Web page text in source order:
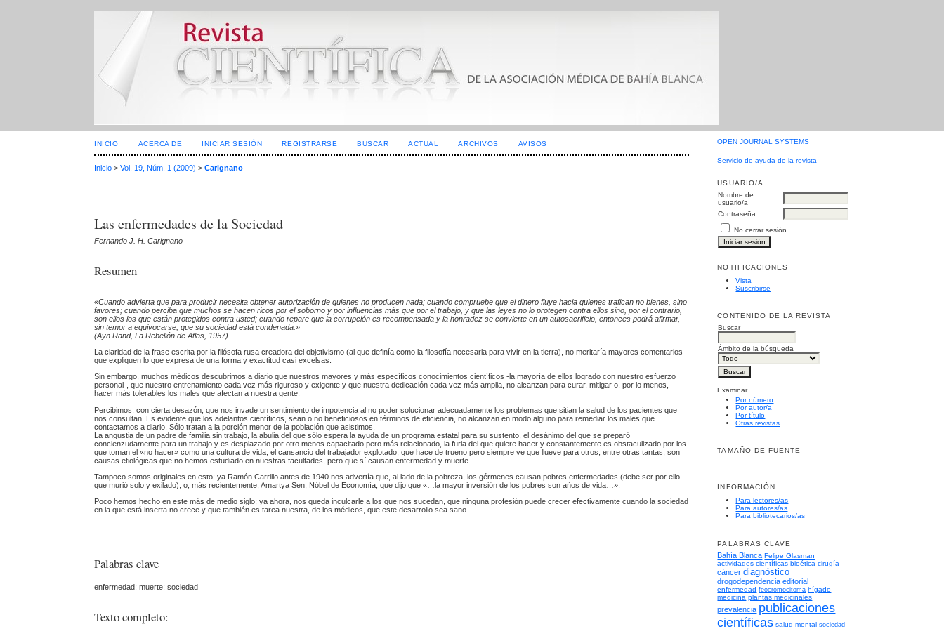
OPEN JOURNAL SYSTEMS
Servicio de ayuda de la revista
USUARIO/A
Nombre de
usuario/a
Contraseña
No cerrar sesión
NOTIFICACIONES
Vista
Suscribirse
CONTENIDO DE LA REVISTA
Buscar
Ámbito de la búsqueda
Examinar
Por número
Por autor/a
Por título
Otras revistas
TAMAÑO DE FUENTE
INFORMACIÓN
Para lectores/as
Para autores/as
Para bibliotecarios/as
PALABRAS CLAVE
Bahía Blanca Felipe Glasman
actividades científicas bioética cirugía
cáncer diagnóstico
drogodependencia editorial
enfermedad feocromocitoma hígado
medicina plantas medicinales
prevalencia publicaciones
científicas salud mental sociedad
INICIO ACERCA DE INICIAR SESIÓN REGISTRARSE BUSCAR ACTUAL ARCHIVOS AVISOS
Inicio >Vol. 19, Núm. 1 (2009) >Carignano
Las enfermedades de la Sociedad
Fernando J. H. Carignano
Resumen
«Cuando advierta que para producir necesita obtener autorización de quienes no producen nada; cuando compruebe que el dinero fluye hacia quienes trafican no bienes, sino
favores; cuando perciba que muchos se hacen ricos por el soborno y por influencias más que por el trabajo, y que las leyes no lo protegen contra ellos sino, por el contrario,
son ellos los que están protegidos contra usted; cuando repare que la corrupción es recompensada y la honradez se convierte en un autosacrificio, entonces podrá afirmar,
sin temor a equivocarse, que su sociedad está condenada.»
(Ayn Rand, La Rebelión de Atlas, 1957)
La claridad de la frase escrita por la filósofa rusa creadora del objetivismo (al que definía como la filosofía necesaria para vivir en la tierra), no meritaría mayores comentarios
que expliquen lo que expresa de una forma y exactitud casi excelsas.
Sin embargo, muchos médicos descubrimos a diario que nuestros mayores y más específicos conocimientos científicos -la mayoría de ellos logrado con nuestro esfuerzo
personal-, que nuestro entrenamiento cada vez más riguroso y exigente y que nuestra dedicación cada vez más amplia, no alcanzan para curar, mitigar o, por lo menos,
hacer más tolerables los males que afectan a nuestra gente.
Percibimos, con cierta desazón, que nos invade un sentimiento de impotencia al no poder solucionar adecuadamente los problemas que sitian la salud de los pacientes que
nos consultan. Es evidente que los adelantos científicos, sean o no beneficiosos en términos de eficiencia, no alcanzan en modo alguno para remediar los males que
contactamos a diario. Sólo tratan a la porción menor de la población que asistimos.
La angustia de un padre de familia sin trabajo, la abulia del que sólo espera la ayuda de un programa estatal para su sustento, el desánimo del que se preparó
concienzudamente para un trabajo y es desplazado por otro menos capacitado pero más relacionado, la furia del que quiere hacer y constantemente es obstaculizado por los
que toman el «no hacer» como una cultura de vida, el cansancio del trabajador explotado, que hace de trueno pero siempre ve que llueve para otros, entre otras tantas; son
causas etiológicas que no hemos estudiado en nuestras facultades, pero que sí causan enfermedad y muerte.
Tampoco somos originales en esto: ya Ramón Carrillo antes de 1940 nos advertía que, al lado de la pobreza, los gérmenes causan pobres enfermedades (debe ser por ello
que murió solo y exilado); o, más recientemente, Amartya Sen, Nóbel de Economía, que dijo que «…la mayor inversión de los pobres son años de vida…».
Poco hemos hecho en este más de medio siglo; ya ahora, nos queda inculcarle a los que nos sucedan, que ninguna profesión puede crecer efectivamente cuando la sociedad
en la que está inserta no crece y que también es tarea nuestra, de los médicos, que este desarrollo sea sano.
Palabras clave
enfermedad; muerte; sociedad
Texto completo: